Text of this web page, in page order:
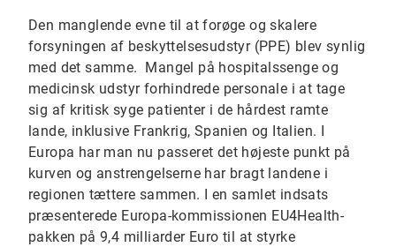
Den manglende evne til at forøge og skalere
forsyningen af beskyttelsesudstyr (PPE) blev synlig
med det samme. Mangel på hospitalssenge og
medicinsk udstyr forhindrede personale i at tage
sig af kritisk syge patienter i de hårdest ramte
lande, inklusive Frankrig, Spanien og Italien. I
Europa har man nu passeret det højeste punkt på
kurven og anstrengelserne har bragt landene i
regionen tættere sammen. I en samlet indsats
præsenterede Europa-kommissionen EU4Health-
pakken på 9,4 milliarder Euro til at styrke